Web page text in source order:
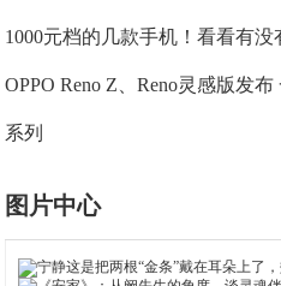
1000元档的几款手机！看看有没
OPPO Reno Z、Reno灵感版发
系列
图片中心